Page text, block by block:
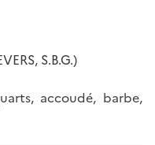
S.B.G.)
accoudé, barbe,